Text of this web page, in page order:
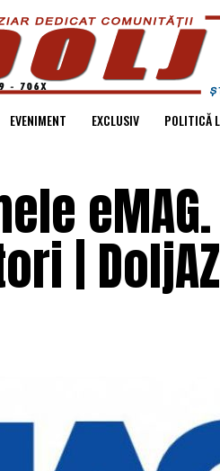
EVENIMENT EXCLUSIV POLITICĂ
|